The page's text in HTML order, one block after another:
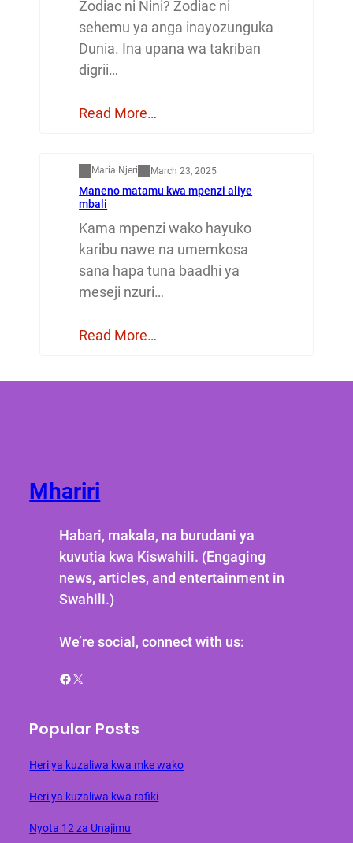
Zodiac ni Nini? Zodiac ni
sehemu ya anga inayozunguka
Dunia. Ina upana wa takriban
digrii…
Read More…
Maria Njeri March 23, 2025
Maneno matamu kwa mpenzi aliye
mbali
Kama mpenzi wako hayuko
karibu nawe na umemkosa
sana hapa tuna baadhi ya
meseji nzuri…
Read More…
Mhariri
Habari, makala, na burudani ya
kuvutia kwa Kiswahili. (Engaging
news, articles, and entertainment in
Swahili.)
We’re social, connect with us:
Facebook X
Popular Posts
Heri ya kuzaliwa kwa mke wako
Heri ya kuzaliwa kwa rafiki
Nyota 12 za Unajimu